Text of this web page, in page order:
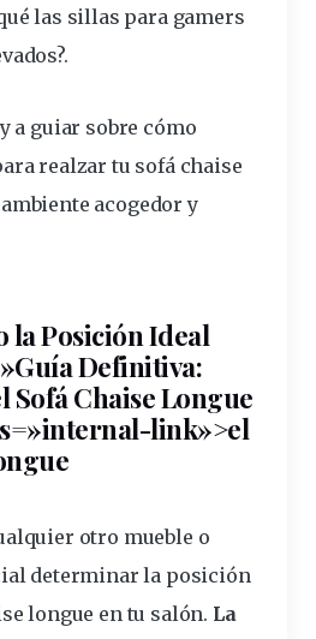
las sillas para gamers
.
a guiar sobre cómo
realzar tu sofá chaise
acogedor y
Posición Ideal
Definitiva:
Sofá Chaise Longue
link»>el
otro mueble o
determinar la posición
longue en tu salón. La